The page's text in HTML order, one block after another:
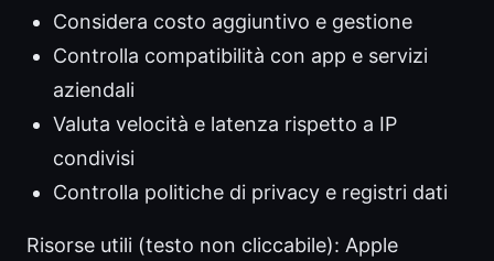
Considera costo aggiuntivo e gestione
Controlla compatibilità con app e servizi
aziendali
Valuta velocità e latenza rispetto a IP
condivisi
Controlla politiche di privacy e registri dati
Risorse utili (testo non cliccabile): Apple